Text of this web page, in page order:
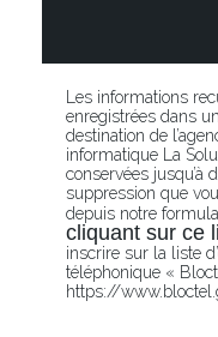
Les informations
enregistrées dans
destination de
informatique La
conservées jusqu’à
suppression que
depuis notre
cliquant sur ce
inscrire sur la liste
téléphonique «
https://